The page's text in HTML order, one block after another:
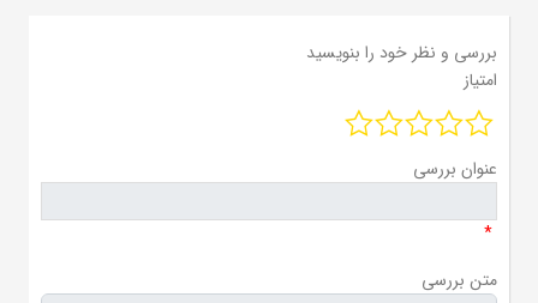
بررسی و نظر خود را بنویسید
امتیاز
عنوان بررسی
*
متن بررسی